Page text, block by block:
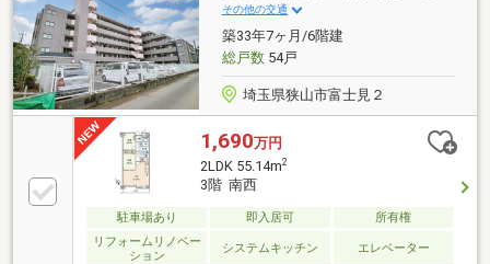
その他の交通
築33年7ヶ月/6階建
総戸数54戸
埼玉県狭山市富士見２
1,690万円
2LDK 55.14m2
3階 南西
駐車場あり 即入居可
所有権
リフォームリノベー
ション
システムキッチン エレベーター